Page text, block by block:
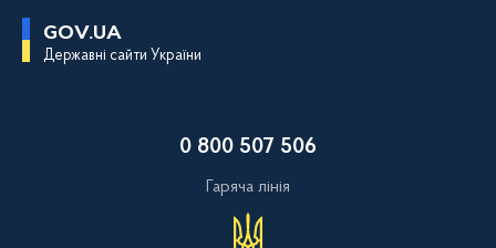
GOV.UA
Державні сайти України
0 800 507 506
Гаряча лінія